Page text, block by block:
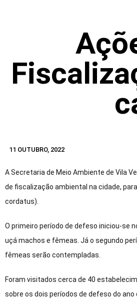
11 OUTUBRO, 2022
A Secretaria de Meio Ambiente de Vila
de fiscalização ambiental na cidade,
cordatus).
O primeiro período de defeso iniciou-se
uçá machos e fêmeas. Já o segundo
fêmeas serão contempladas.
Foram visitados cerca de 40
sobre os dois períodos de defeso do ano